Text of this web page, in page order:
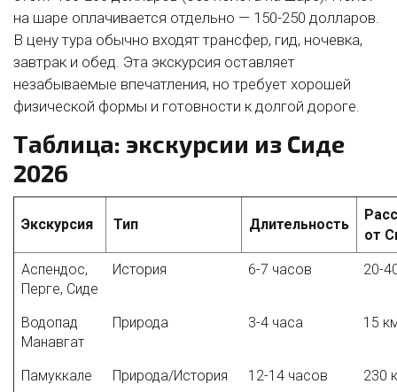
на шаре оплачивается отдельно — 150-250 долларов.
В цену тура обычно входят трансфер, гид, ночевка,
завтрак и обед. Эта экскурсия оставляет
незабываемые впечатления, но требует хорошей
физической формы и готовности к долгой дороге.
Таблица: экскурсии из Сиде
2026
Экскурсия Тип Длительность
от
Аспендос,
Перге, Сиде
История 6-7 часов 20-
Водопад
Манавгат
Природа 3-4 часа 15
Памуккале Природа/История 12-14 часов
230